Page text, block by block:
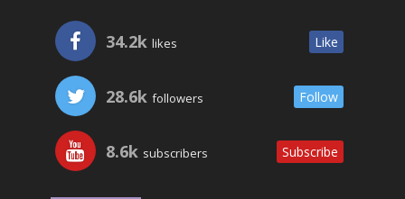
34.2k likes Like
28.6k followers Follow
8.6k subscribers Subscribe